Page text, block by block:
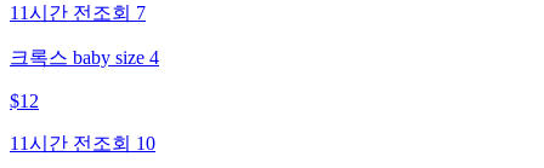
11시간 전 조회 7
크록스 baby size 4
$12
11시간 전 조회 10